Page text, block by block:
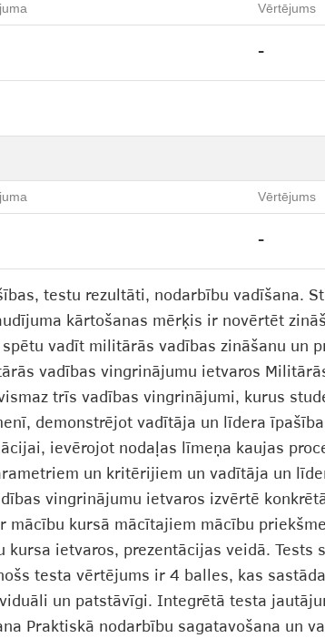
Vērtējums
-
Vērtējums
-
testu rezultāti, nodarbību vadīšana.
kārtošanas mērķis ir novērtēt
vadīt militārās vadības zināšanu un
vadības vingrinājumu ietvaros
trīs vadības vingrinājumi, kurus
demonstrējot vadītāja un līdera
ievērojot nodaļas līmeņa kaujas
un kritērijiem un vadītāja un
vingrinājumu ietvaros izvērtē
kursā mācītajiem mācību
ietvaros, prezentācijas veidā. Tests
testa vērtējums ir 4 balles, kas
un patstāvīgi. Integrētā testa
Praktiskā nodarbību sagatavošana un